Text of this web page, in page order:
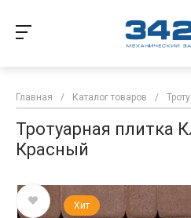
Главная / Каталог товаров /
Тротуарная плитка
Красный
Хит